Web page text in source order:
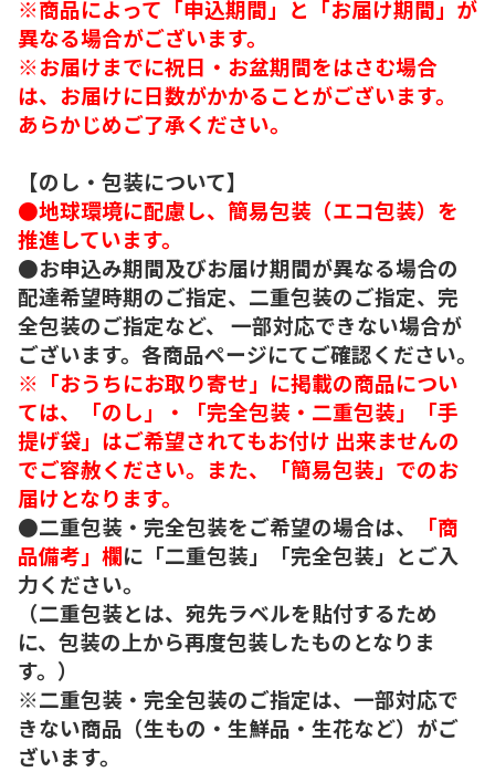
※商品によって「申込期間」と「お届け期間」が
異なる場合がございます。
※お届けまでに祝日・お盆期間をはさむ場合
は、お届けに日数がかかることがございます。
あらかじめご了承ください。
【のし・包装について】
●地球環境に配慮し、簡易包装（エコ包装）を
推進しています。
●お申込み期間及びお届け期間が異なる場合の
配達希望時期のご指定、二重包装のご指定、完
全包装のご指定など、 一部対応できない場合が
ございます。各商品ページにてご確認ください。
※「おうちにお取り寄せ」に掲載の商品につい
ては、「のし」・「完全包装・二重包装」「手
提げ袋」はご希望されてもお付け 出来ませんの
でご容赦ください。また、「簡易包装」でのお
届けとなります。
●二重包装・完全包装をご希望の場合は、
「商
品備考」欄に「二重包装」「完全包装」とご入
力ください。
（二重包装とは、宛先ラベルを貼付するため
に、包装の上から再度包装したものとなりま
す。）
※二重包装・完全包装のご指定は、一部対応で
きない商品（生もの・生鮮品・生花など）がご
ざいます。